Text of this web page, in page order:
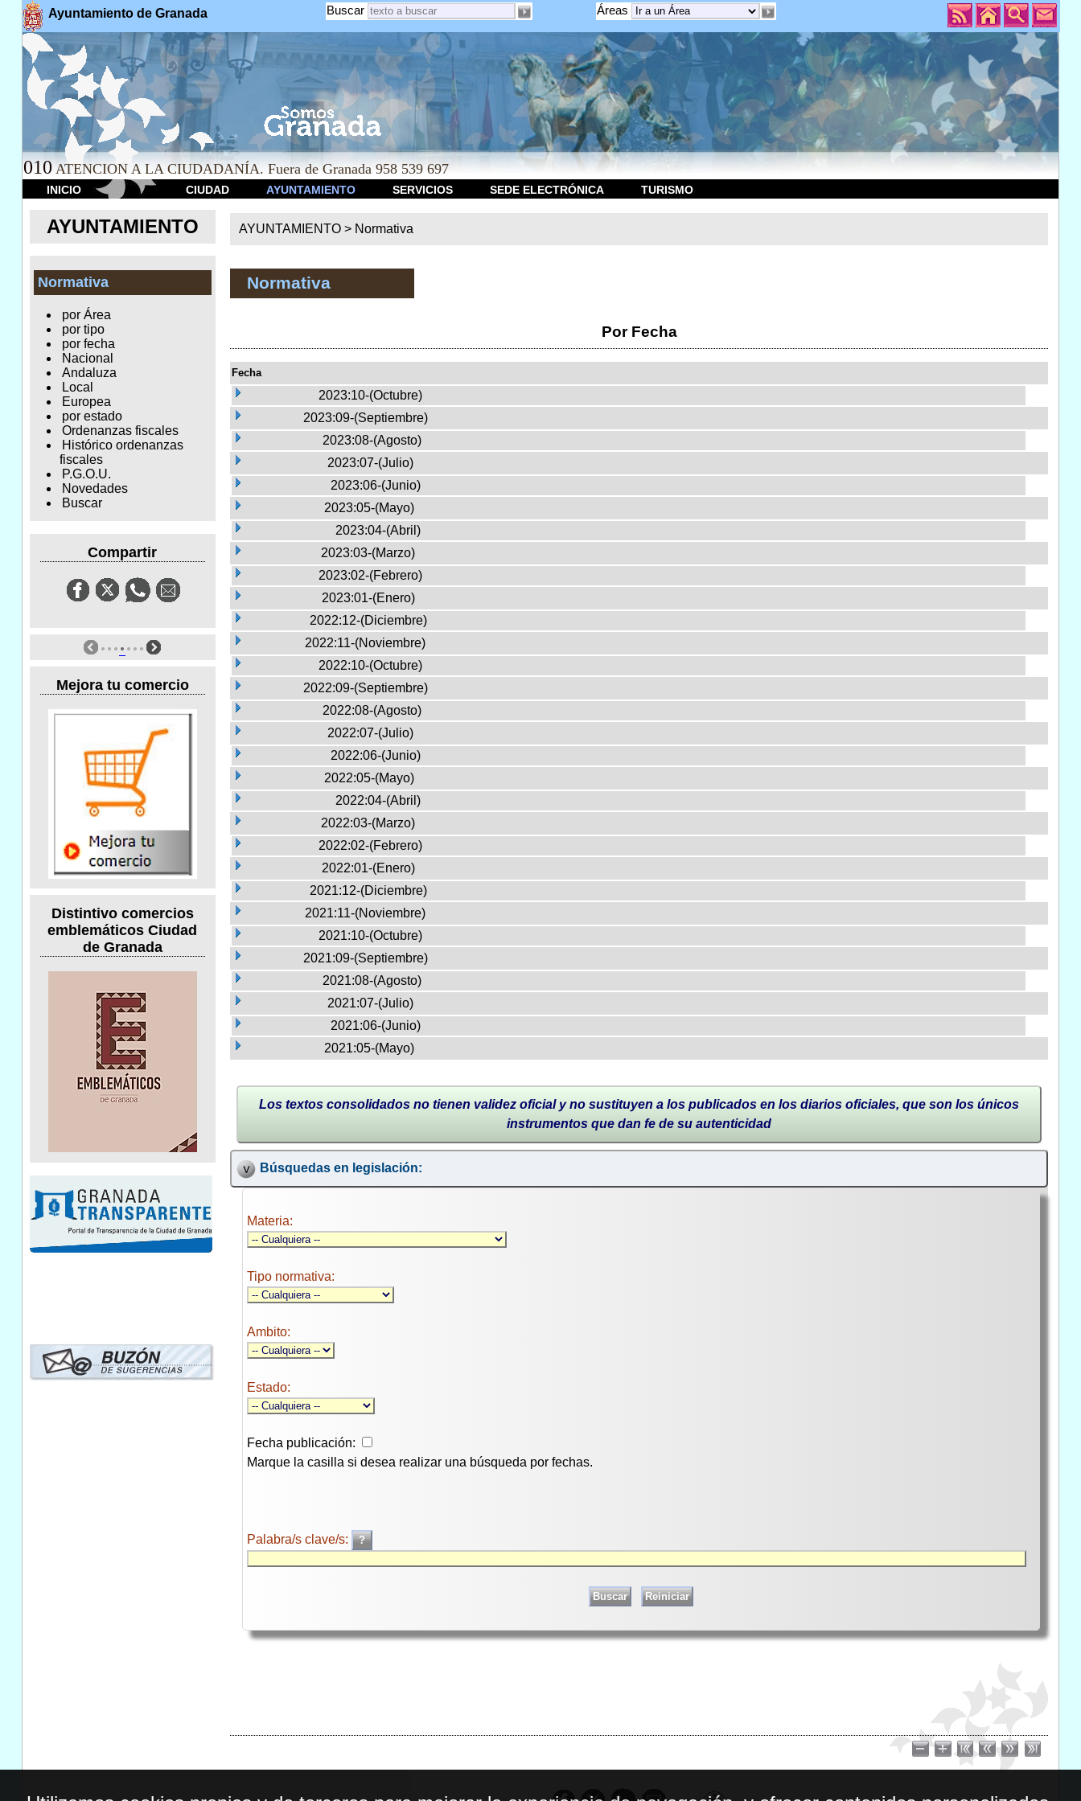
Ayuntamiento de Granada Áreas
Buscar
010 ATENCION A LA CIUDADANÍA. Fuera de Granada 958 539 697
INICIO CIUDAD AYUNTAMIENTO SERVICIOS SEDE ELECTRÓNICA TURISMO
AYUNTAMIENTO
Normativa
por Área
por tipo
por fecha
Nacional
Andaluza
Local
Europea
por estado
Ordenanzas fiscales
Histórico ordenanzas
fiscales
P.G.O.U.
Novedades
Buscar
Compartir
Mejora tu comercio
Distintivo comercios
emblemáticos Ciudad
de Granada
AYUNTAMIENTO > Normativa
Normativa
Por Fecha
Fecha
2023:10-(Octubre)
2023:09-(Septiembre)
2023:08-(Agosto)
2023:07-(Julio)
2023:06-(Junio)
2023:05-(Mayo)
2023:04-(Abril)
2023:03-(Marzo)
2023:02-(Febrero)
2023:01-(Enero)
2022:12-(Diciembre)
2022:11-(Noviembre)
2022:10-(Octubre)
2022:09-(Septiembre)
2022:08-(Agosto)
2022:07-(Julio)
2022:06-(Junio)
2022:05-(Mayo)
2022:04-(Abril)
2022:03-(Marzo)
2022:02-(Febrero)
2022:01-(Enero)
2021:12-(Diciembre)
2021:11-(Noviembre)
2021:10-(Octubre)
2021:09-(Septiembre)
2021:08-(Agosto)
2021:07-(Julio)
2021:06-(Junio)
2021:05-(Mayo)
Los textos consolidados no tienen validez oficial y no sustituyen a los publicados en los diarios oficiales, que son los únicos
instrumentos que dan fe de su autenticidad
Búsquedas en legislación:
Materia:
Tipo normativa:
Ambito:
Estado:
Fecha publicación:
Marque la casilla si desea realizar una búsqueda por fechas.
Palabra/s clave/s: